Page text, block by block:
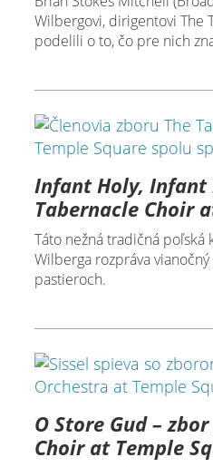
Wilbergovi, dirigentovi The
podelili o to, čo pre nich
Infant Holy, Infant
Tabernacle Choir
Táto nežná tradičná poľská
Wilberga rozpráva
pastieroch.
O Store Gud –
Choir at Temple